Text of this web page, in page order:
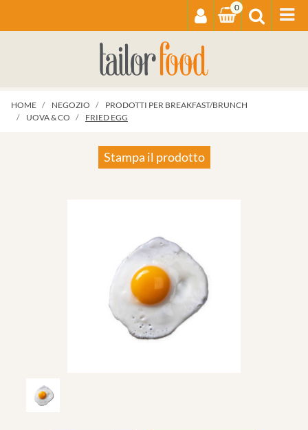
0
HOME NEGOZIO
PRODOTTI PER BREAKFAST/BRUNCH
UOVA & CO
FRIED EGG
Stampa il prodotto